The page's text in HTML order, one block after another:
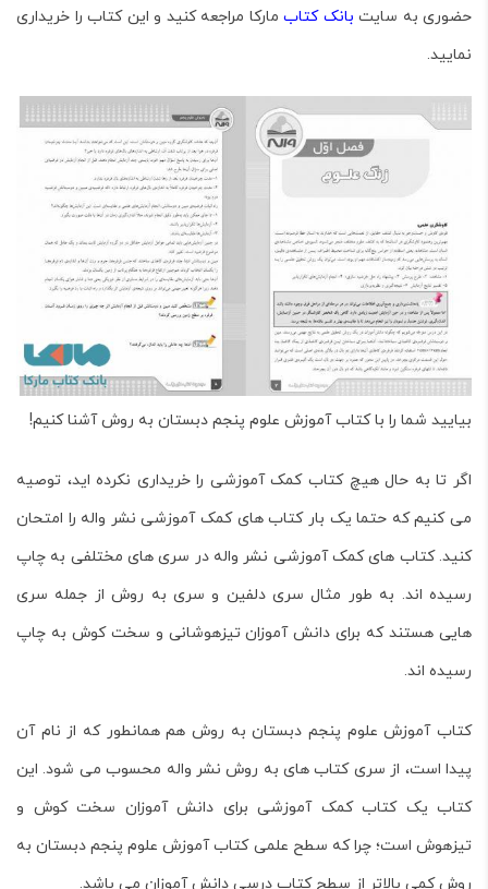
حضوری به سایت بانک کتاب مارکا مراجعه کنید و این کتاب را خریداری
نمایید.
بیایید شما را با کتاب آموزش علوم پنجم دبستان به روش آشنا کنیم!
اگر تا به حال هیچ کتاب کمک آموزشی را خریداری نکرده اید، توصیه
می کنیم که حتما یک بار کتاب های کمک آموزشی نشر واله را امتحان
کنید. کتاب های کمک آموزشی نشر واله در سری های مختلفی به چاپ
رسیده اند. به طور مثال سری دلفین و سری به روش از جمله سری
هایی هستند که برای دانش آموزان تیزهوشانی و سخت کوش به چاپ
رسیده اند.
کتابآموزش علوم پنجم دبستان به روش هم همانطور که از نام آن
پیدا است، از سری کتاب های به روش نشر واله محسوب می شود. این
کتاب یک کتاب کمک آموزشی برای دانش آموزان سخت کوش و
تیزهوش است؛ چرا که سطح علمی کتابآموزش علوم پنجم دبستان به
روشکمی بالاتر از سطح کتاب درسی دانش آموزان می باشد.